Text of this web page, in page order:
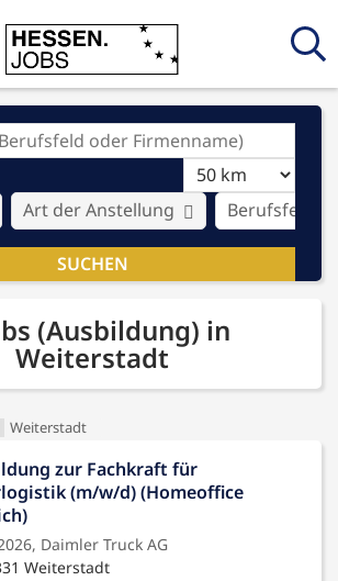
Art der Anstellung Berufsfeld
(Ausbildung) in
Weiterstadt
Weiterstadt
zur Fachkraft für
(m/w/d) (Homeoffice
Daimler Truck AG
Weiterstadt